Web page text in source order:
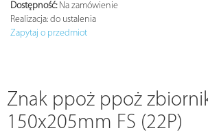
Dostępność:Na zamówienie
Realizacja: do ustalenia
Zapytaj o przedmiot
Znak ppoż ppoż
150x205mm FS (22P)